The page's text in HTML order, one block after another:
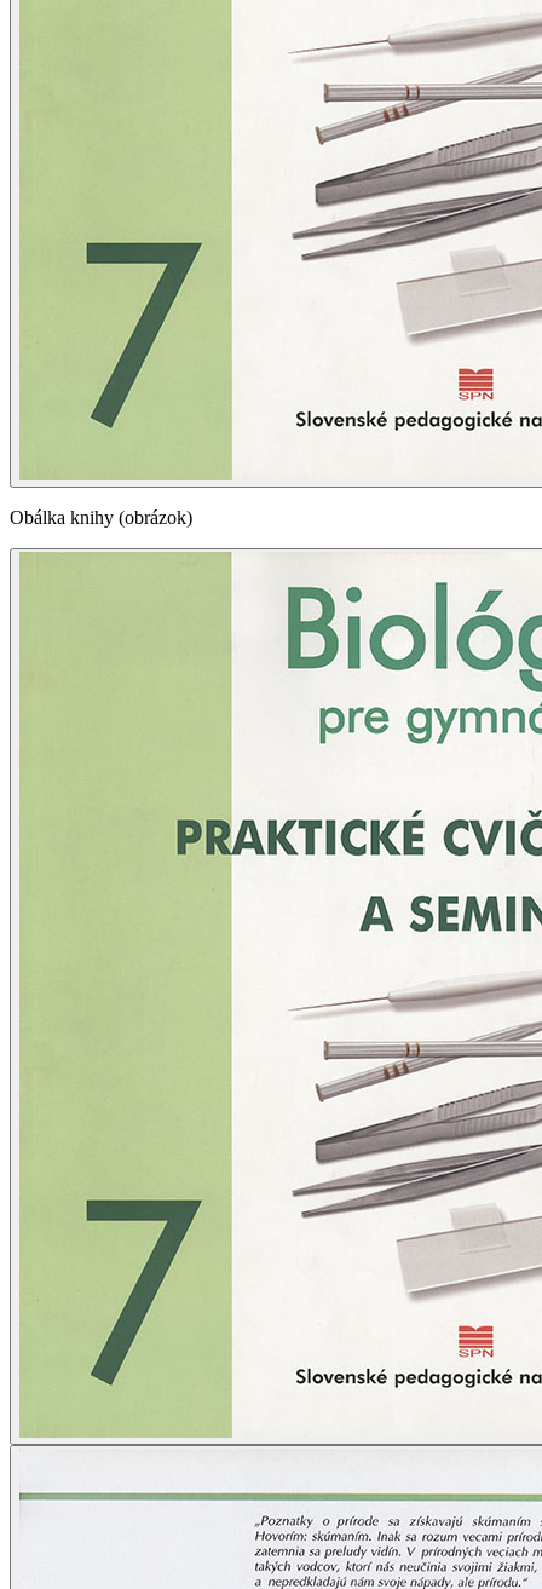
Obálka knihy (obrázok)